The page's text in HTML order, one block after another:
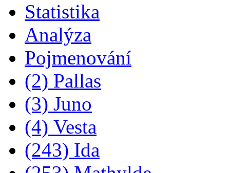
Statistika
Analýza
Pojmenování
(2) Pallas
(3) Juno
(4) Vesta
(243) Ida